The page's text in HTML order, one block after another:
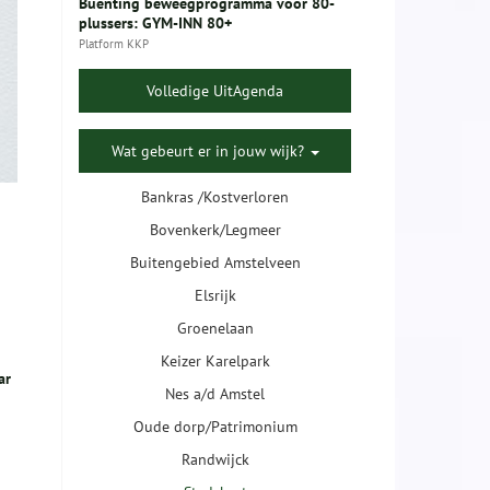
plussers: GYM-INN 80+
Platform KKP
Volledige UitAgenda
Wat gebeurt er in jouw wijk?
Bankras /Kostverloren
Bovenkerk/Legmeer
Buitengebied Amstelveen
Elsrijk
Groenelaan
Keizer Karelpark
Nes a/d Amstel
Oude dorp/Patrimonium
Randwijck